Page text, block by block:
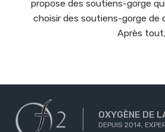
propose des soutiens-gorge
choisir des soutiens-gorge
Après
OXYGÈNE DE
DEPUIS 2014,